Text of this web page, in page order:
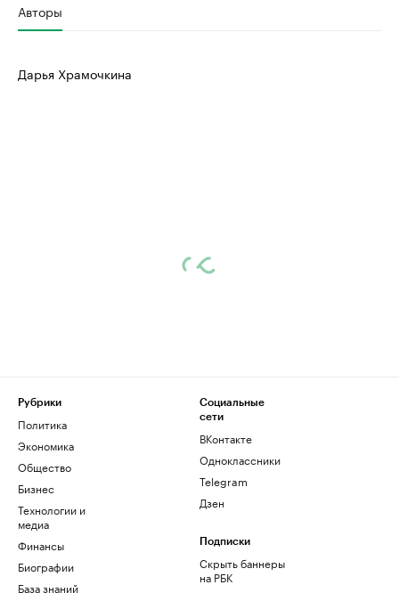
Авторы
Дарья Храмочкина
Рубрики
Политика
Экономика
Общество
Бизнес
Технологии и
медиа
Финансы
Биографии
База знаний
Социальные
сети
ВКонтакте
Одноклассники
Telegram
Дзен
Подписки
Скрыть баннеры
на РБК